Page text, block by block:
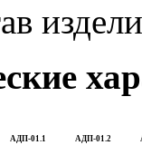
АДП-01.1 АДП-01.2